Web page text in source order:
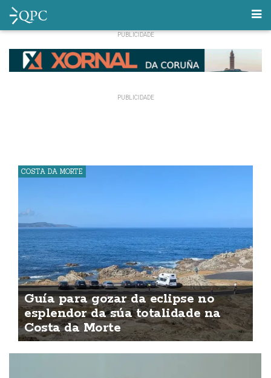
COSTA DA MORTE
Guía para gozar da eclipse no
esplendor da súa totalidade na
Costa da Morte